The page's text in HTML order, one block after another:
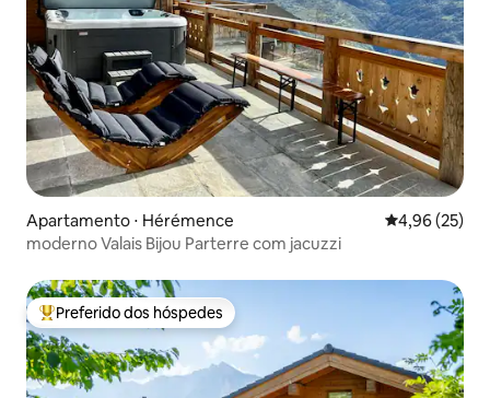
Apartamento ⋅ Hérémence 4,96 de uma
4,96 (25)
moderno Valais Bijou Parterre com jacuzzi
Entre os melhores preferidos dos hóspedes
Preferido dos hóspedes